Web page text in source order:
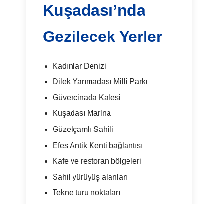
Kuşadası’nda
Gezilecek Yerler
Kadınlar Denizi
Dilek Yarımadası Milli Parkı
Güvercinada Kalesi
Kuşadası Marina
Güzelçamlı Sahili
Efes Antik Kenti bağlantısı
Kafe ve restoran bölgeleri
Sahil yürüyüş alanları
Tekne turu noktaları